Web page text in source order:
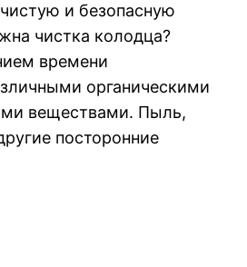
и безопасную
чистка колодца?
времени
органическими
веществами. Пыль,
посторонние